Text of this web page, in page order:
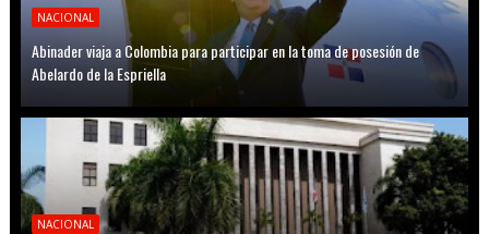
NACIONAL
Abinader viaja a Colombia para participar en la toma de posesión de
Abelardo de la Espriella
NACIONAL